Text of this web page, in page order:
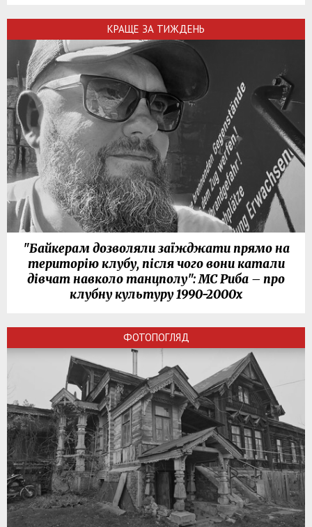
КРАЩЕ ЗА ТИЖДЕНЬ
"Байкерам дозволяли заїжджати прямо на
територію клубу, після чого вони катали
дівчат навколо танцполу": МС Риба – про
клубну культуру 1990-2000х
ФОТОПОГЛЯД